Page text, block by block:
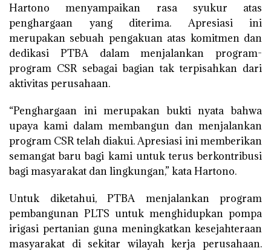
Hartono menyampaikan rasa syukur atas
penghargaan yang diterima. Apresiasi ini
merupakan sebuah pengakuan atas komitmen dan
dedikasi PTBA dalam menjalankan program-
program CSR sebagai bagian tak terpisahkan dari
aktivitas perusahaan.
“Penghargaan ini merupakan bukti nyata bahwa
upaya kami dalam membangun dan menjalankan
program CSR telah diakui. Apresiasi ini memberikan
semangat baru bagi kami untuk terus berkontribusi
bagi masyarakat dan lingkungan,” kata Hartono.
Untuk diketahui, PTBA menjalankan program
pembangunan PLTS untuk menghidupkan pompa
irigasi pertanian guna meningkatkan kesejahteraan
masyarakat di sekitar wilayah kerja perusahaan.